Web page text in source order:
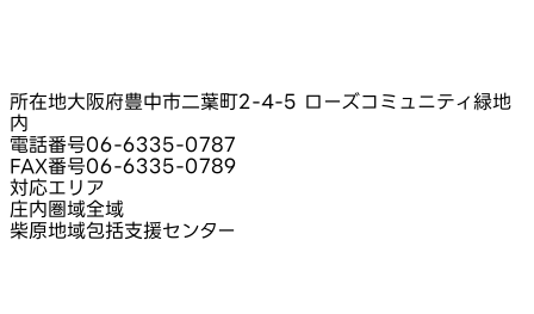
所在地大阪府豊中市二葉町2-4-5 ローズコミュニティ緑地
内
電話番号06-6335-0787
FAX番号06-6335-0789
対応エリア
庄内圏域全域
柴原地域包括支援センター